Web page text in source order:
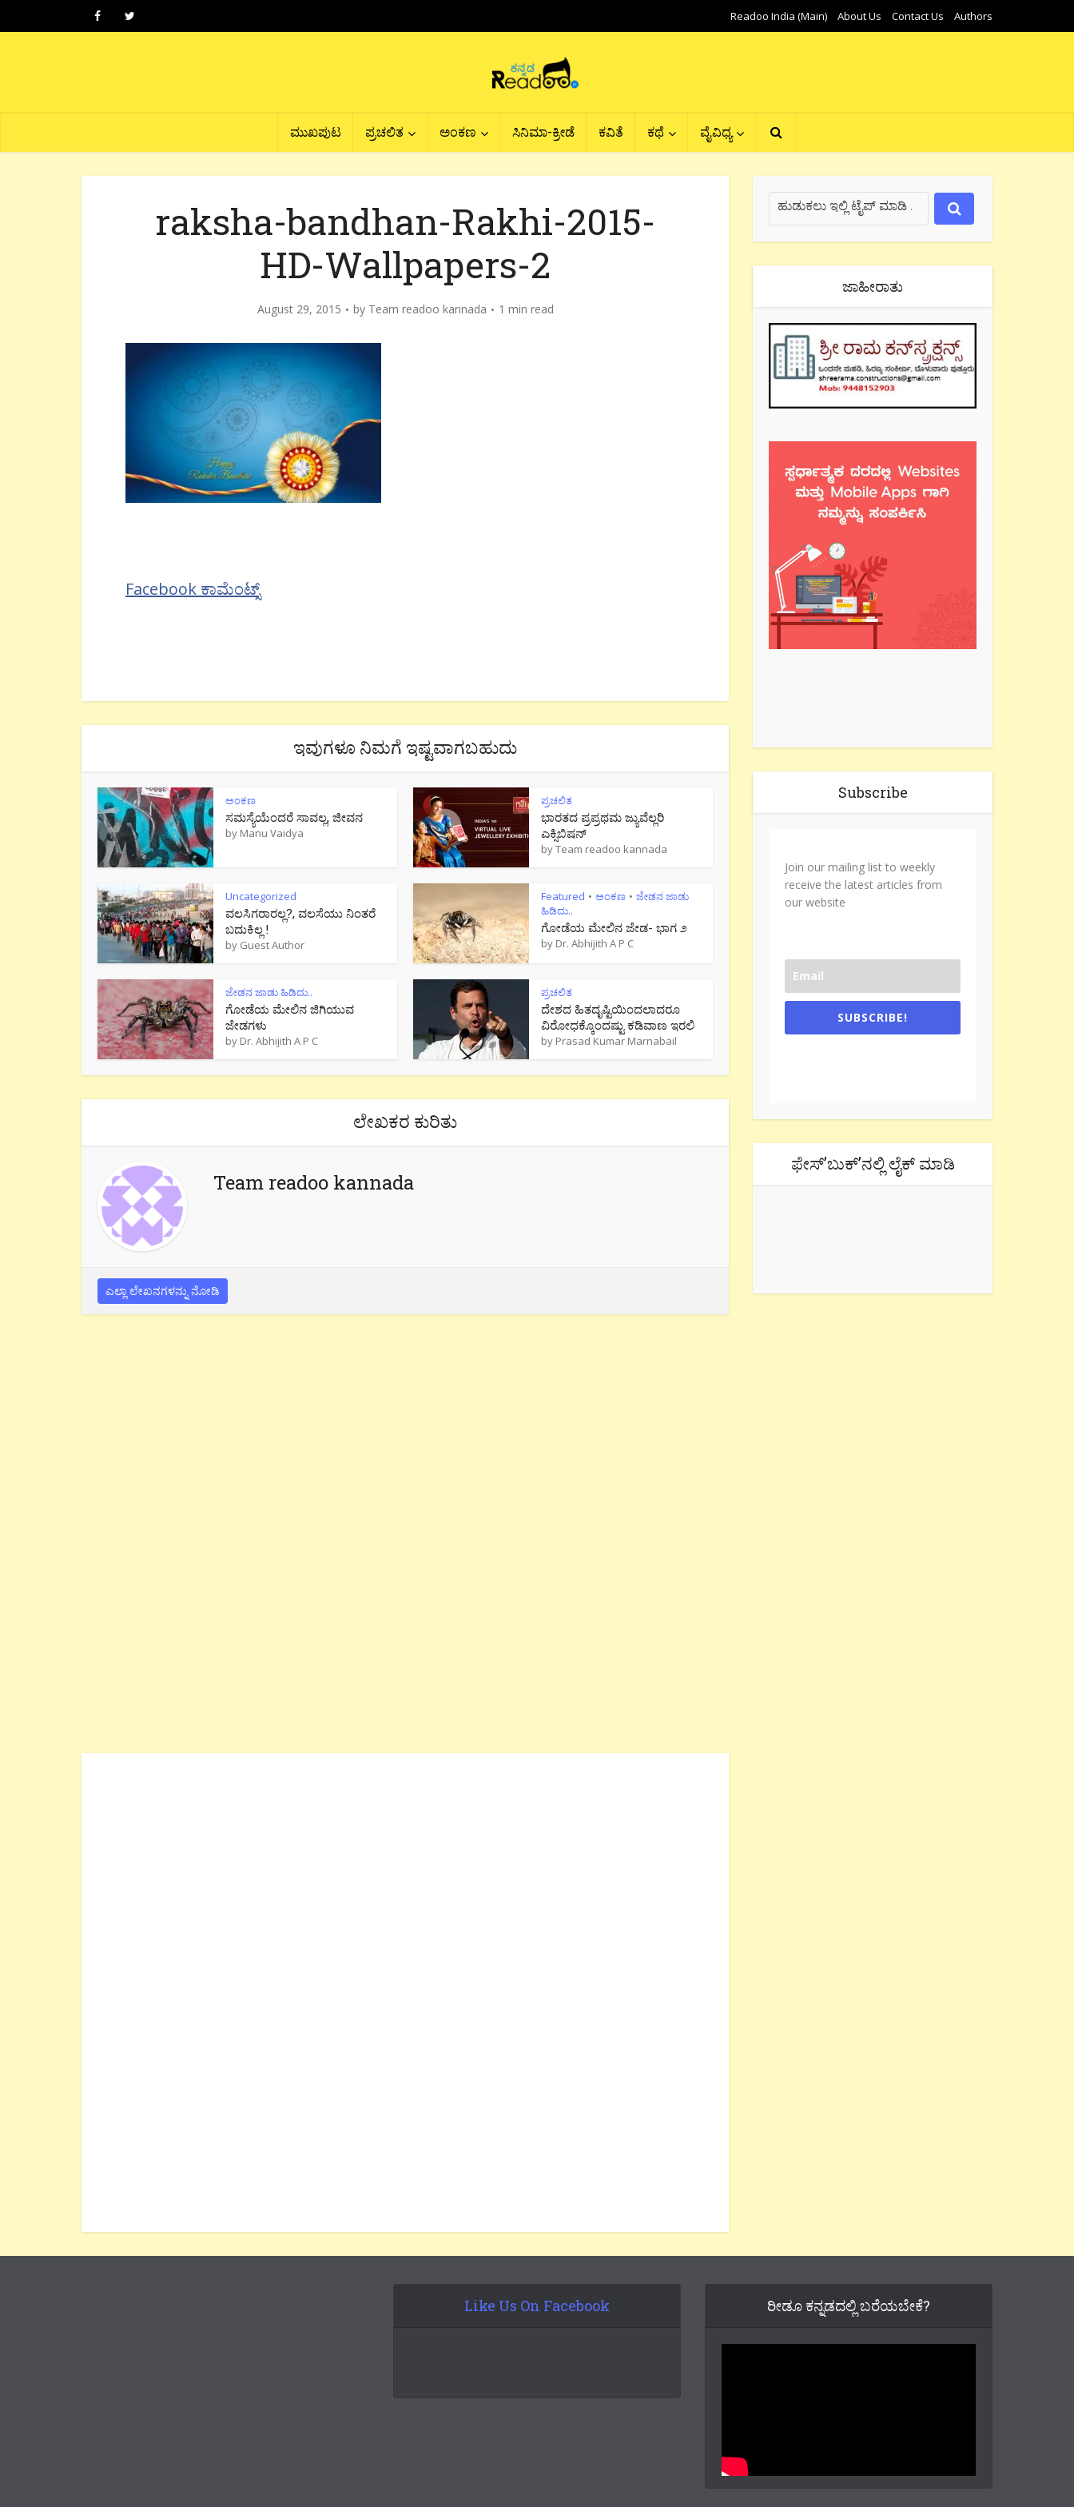
Readoo India (Main) About Us Contact Us Authors
ಮುಖಪುಟ ಪ್ರಚಲಿತ ಅಂಕಣ ಸಿನಿಮಾ-ಕ್ರೀಡೆ ಕವಿತೆ ಕಥೆ ವೈವಿಧ್ಯ
raksha-bandhan-Rakhi-2015-
HD-Wallpapers-2
August 29, 2015 by Team readoo kannada 1 min read
Facebook ಕಾಮೆಂಟ್ಸ್
ಇವುಗಳೂ ನಿಮಗೆ ಇಷ್ಟವಾಗಬಹುದು
ಅಂಕಣ
ಸಮಸ್ಯೆಯೆಂದರೆ ಸಾವಲ್ಲ, ಜೀವನ
by Manu Vaidya
ಪ್ರಚಲಿತ
ಭಾರತದ ಪ್ರಪ್ರಥಮ ಜ್ಯುವೆಲ್ಲರಿ
ಎಕ್ಸಿಬಿಷನ್
byTeam readoo kannada
Uncategorized
ವಲಸಿಗರಾರಲ್ಲ?, ವಲಸೆಯು ನಿಂತರೆ
ಬದುಕಿಲ್ಲ !
by Guest Author
Featured • ಅಂಕಣ • ಜೇಡನ ಜಾಡು
ಹಿಡಿದು..
ಗೋಡೆಯ ಮೇಲಿನ ಜೇಡ- ಭಾಗ ೨
by Dr. Abhijith A P C
ಜೇಡನ ಜಾಡು ಹಿಡಿದು..
ಗೋಡೆಯ ಮೇಲಿನ ಜಿಗಿಯುವ
ಜೇಡಗಳು
by Dr. Abhijith A P C
ಪ್ರಚಲಿತ
ದೇಶದ ಹಿತದೃಷ್ಟಿಯಿಂದಲಾದರೂ
ವಿರೋಧಕ್ಕೊಂದಷ್ಟು ಕಡಿವಾಣ ಇರಲಿ
by Prasad Kumar Marnabail
ಲೇಖಕರ ಕುರಿತು
Team readoo kannada
ಎಲ್ಲಾ ಲೇಖನಗಳನ್ನು ನೋಡಿ
ಜಾಹೀರಾತು
Subscribe
Join our mailing list to weekly
receive the latest articles from
our website
SUBSCRIBE!
ಫೇಸ್’ಬುಕ್’ನಲ್ಲಿ ಲೈಕ್ ಮಾಡಿ
Like Us On Facebook ರೀಡೂ ಕನ್ನಡದಲ್ಲಿ ಬರೆಯಬೇಕೆ?